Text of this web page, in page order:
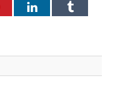
LinkedInTumblr